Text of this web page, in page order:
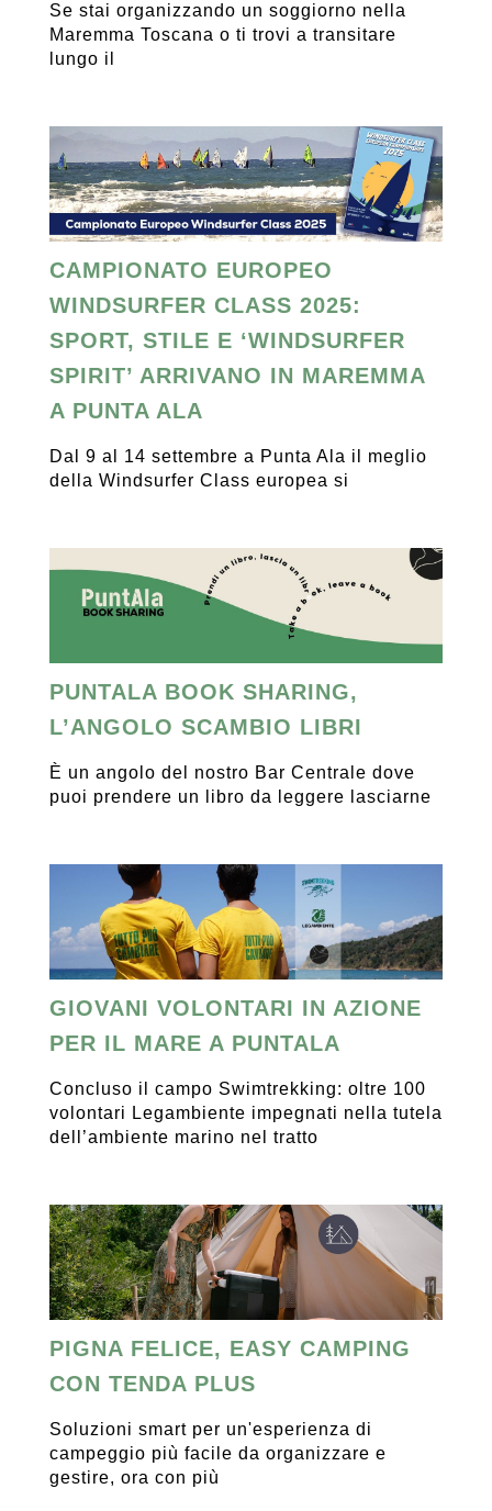
Se stai organizzando un soggiorno nella
Maremma Toscana o ti trovi a transitare
lungo il
CAMPIONATO EUROPEO
WINDSURFER CLASS 2025:
SPORT, STILE E ‘WINDSURFER
SPIRIT’ ARRIVANO IN MAREMMA
A PUNTA ALA
Dal 9 al 14 settembre a Punta Ala il meglio
della Windsurfer Class europea si
PUNTALA BOOK SHARING,
L’ANGOLO SCAMBIO LIBRI
È un angolo del nostro Bar Centrale dove
puoi prendere un libro da leggere lasciarne
GIOVANI VOLONTARI IN AZIONE
PER IL MARE A PUNTALA
Concluso il campo Swimtrekking: oltre 100
volontari Legambiente impegnati nella tutela
dell’ambiente marino nel tratto
PIGNA FELICE, EASY CAMPING
CON TENDA PLUS
Soluzioni smart per un'esperienza di
campeggio più facile da organizzare e
gestire, ora con più